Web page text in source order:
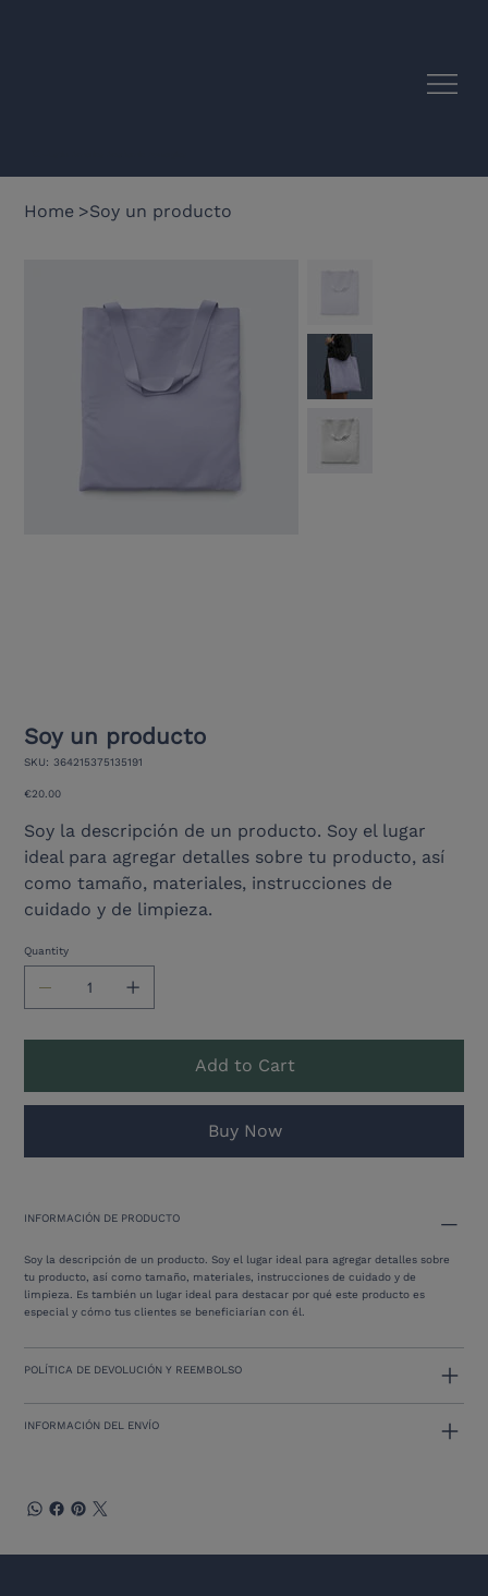
Home >Soy un producto
Soy un producto
SKU: SKU
364215375135191
Price
€20.00
Soy la descripción de un producto. Soy el lugar
ideal para agregar detalles sobre tu producto, así
como tamaño, materiales, instrucciones de
cuidado y de limpieza.
Quantity
Add to Cart
Buy Now
INFORMACIÓN DE PRODUCTO
Soy la descripción de un producto. Soy el lugar ideal para agregar detalles sobre
tu producto, así como tamaño, materiales, instrucciones de cuidado y de
limpieza. Es también un lugar ideal para destacar por qué este producto es
especial y cómo tus clientes se beneficiarían con él.
POLÍTICA DE DEVOLUCIÓN Y REEMBOLSO
INFORMACIÓN DEL ENVÍO